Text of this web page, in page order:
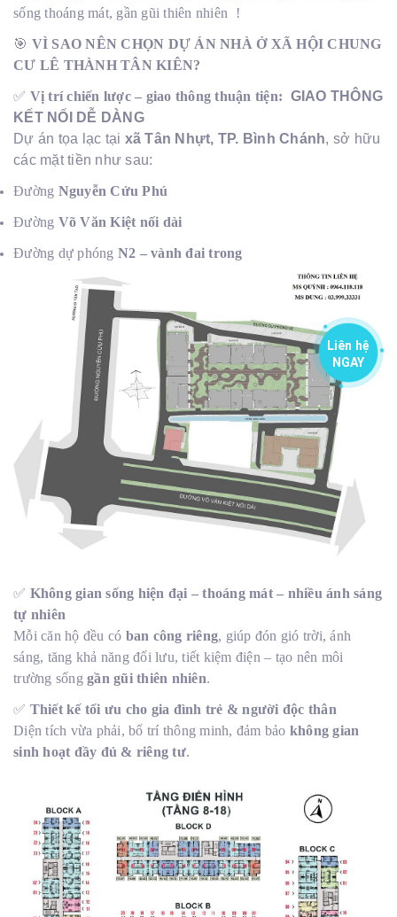
sống thoáng mát, gần gũi thiên nhiên !
🎯 VÌ SAO NÊN CHỌN DỰ ÁN NHÀ Ở XÃ HỘI CHUNG
CƯ LÊ THÀNH TÂN KIÊN?
✅ Vị trí chiến lược – giao thông thuận tiện: GIAO THÔNG
KẾT NỐI DỄ DÀNG
Dự án tọa lạc tại xã Tân Nhựt, TP. Bình Chánh, sở hữu
các mặt tiền như sau:
Đường Nguyễn Cửu Phú
Đường Võ Văn Kiệt nối dài
Đường dự phóng N2 – vành đai trong
✅ Không gian sống hiện đại – thoáng mát – nhiều ánh sáng
tự nhiên
Mỗi căn hộ đều có ban công riêng, giúp đón gió trời, ánh
sáng, tăng khả năng đối lưu, tiết kiệm điện – tạo nên môi
trường sống gần gũi thiên nhiên.
✅ Thiết kế tối ưu cho gia đình trẻ & người độc thân
Diện tích vừa phải, bố trí thông minh, đảm bảo không gian
sinh hoạt đầy đủ & riêng tư.
Liên hệ
NGAY